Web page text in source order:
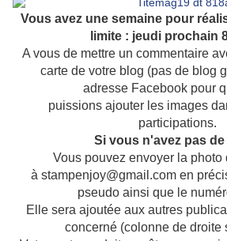
Vous avez une semaine pour
limite : jeudi prochain
A vous de mettre un commentaire
carte de votre blog (pas de blog
adresse Facebook pour
puissions ajouter les images
participations.
Si vous n'avez pas
Vous pouvez envoyer la photo
à stampenjoy@gmail.com en
pseudo ainsi que le
Elle sera ajoutée aux autres
concerné (colonne de droite